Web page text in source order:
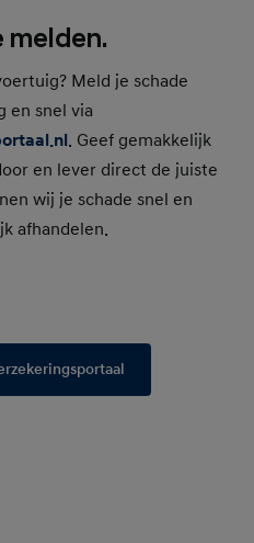
melden.
Meld je schade
en snel via
. Geef gemakkelijk
en lever direct de juiste
wij je schade snel en
afhandelen.